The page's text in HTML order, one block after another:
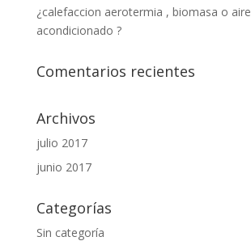
¿calefaccion aerotermia , biomasa o aire
acondicionado ?
Comentarios recientes
Archivos
julio 2017
junio 2017
Categorías
Sin categoría